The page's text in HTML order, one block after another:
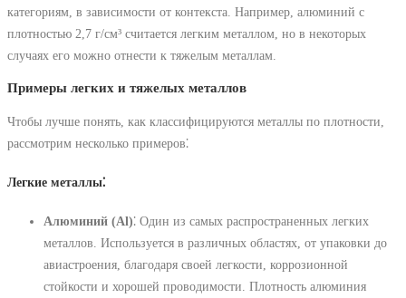
категориям, в зависимости от контекста. Например, алюминий с
плотностью 2,7 г/см³ считается легким металлом, но в некоторых
случаях его можно отнести к тяжелым металлам.
Примеры легких и тяжелых металлов
Чтобы лучше понять, как классифицируются металлы по плотности,
рассмотрим несколько примеров⁚
Легкие металлы⁚
Алюминий (Al)⁚ Один из самых распространенных легких
металлов. Используется в различных областях, от упаковки до
авиастроения, благодаря своей легкости, коррозионной
стойкости и хорошей проводимости. Плотность алюминия